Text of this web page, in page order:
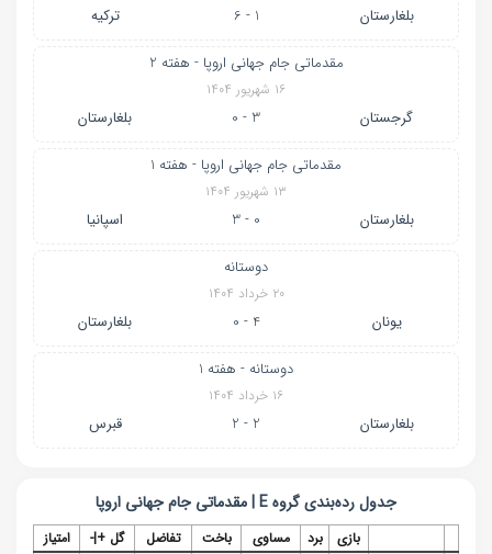
بلغارستان 1 - 6 ترکیه
مقدماتی جام جهانی اروپا - هفته 2
۱۶ شهریور ۱۴۰۴
گرجستان 3 - 0 بلغارستان
مقدماتی جام جهانی اروپا - هفته 1
۱۳ شهریور ۱۴۰۴
بلغارستان 0 - 3 اسپانیا
دوستانه
۲۰ خرداد ۱۴۰۴
یونان 4 - 0 بلغارستان
دوستانه - هفته 1
۱۶ خرداد ۱۴۰۴
بلغارستان 2 - 2 قبرس
جدول رده‌بندیگروه E | مقدماتی جام جهانی اروپا
بازی برد مساوی باخت تفاضل گل +|- امتیاز